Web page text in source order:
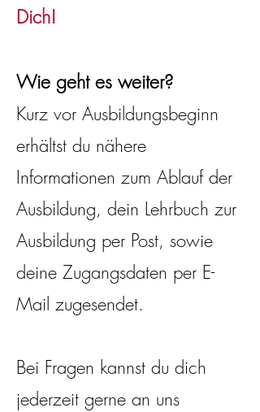
Dich!
Wie geht es weiter?
Kurz vor Ausbildungsbeginn
erhältst du nähere
Informationen zum Ablauf der
Ausbildung, dein Lehrbuch zur
Ausbildung per Post, sowie
deine Zugangsdaten per E-
Mail zugesendet.
Bei Fragen kannst du dich
jederzeit gerne an uns